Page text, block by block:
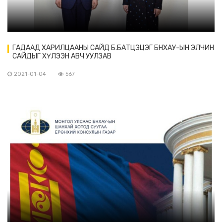
ГАДААД ХАРИЛЦААНЫ САЙД Б.БАТЦЭЦЭГ БНХАУ-ЫН ЭЛЧИН
САЙДЫГ ХҮЛЭЭН АВЧ УУЛЗАВ
2021-01-04 567